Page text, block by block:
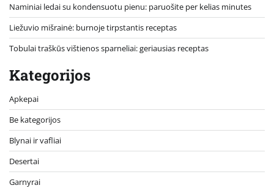
Naminiai ledai su kondensuotu pienu: paruošite per kelias minutes
Liežuvio mišrainė: burnoje tirpstantis receptas
Tobulai traškūs vištienos sparneliai: geriausias receptas
Kategorijos
Apkepai
Be kategorijos
Blynai ir vafliai
Desertai
Garnyrai